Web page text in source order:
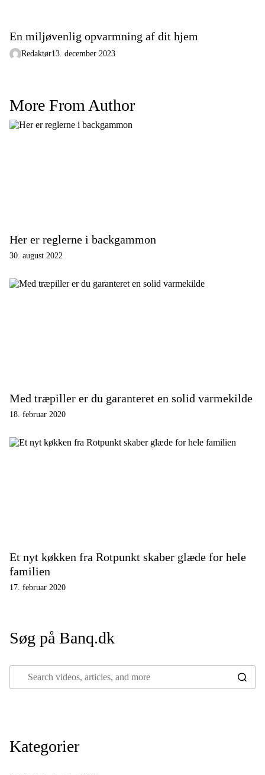
En miljøvenlig opvarmning af dit hjem
Redaktør13. december 2023
More From Author
Her er reglerne i backgammon
30. august 2022
Med træpiller er du garanteret en solid varmekilde
18. februar 2020
Et nyt køkken fra Rotpunkt skaber glæde for hele
familien
17. februar 2020
Søg på Banq.dk
Kategorier